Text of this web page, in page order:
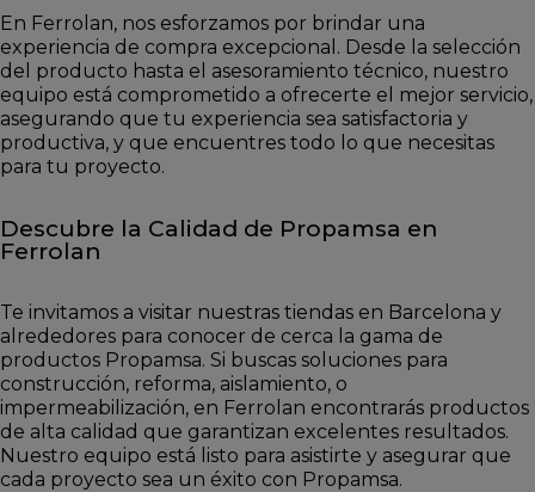
En Ferrolan, nos esforzamos por brindar una
experiencia de compra excepcional. Desde la selección
del producto hasta el asesoramiento técnico, nuestro
equipo está comprometido a ofrecerte el mejor servicio,
asegurando que tu experiencia sea satisfactoria y
productiva, y que encuentres todo lo que necesitas
para tu proyecto.
Descubre la Calidad de Propamsa en
Ferrolan
Te invitamos a visitar nuestras tiendas en Barcelona y
alrededores para conocer de cerca la gama de
productos Propamsa. Si buscas soluciones para
construcción, reforma, aislamiento, o
impermeabilización, en Ferrolan encontrarás productos
de alta calidad que garantizan excelentes resultados.
Nuestro equipo está listo para asistirte y asegurar que
cada proyecto sea un éxito con Propamsa.